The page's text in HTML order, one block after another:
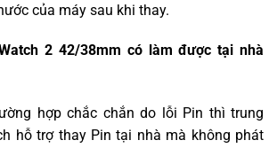
của máy sau khi thay.
2 42/38mm có làm được tại nhà
hợp chắc chắn do lỗi Pin thì trung
hỗ trợ thay Pin tại nhà mà không phát